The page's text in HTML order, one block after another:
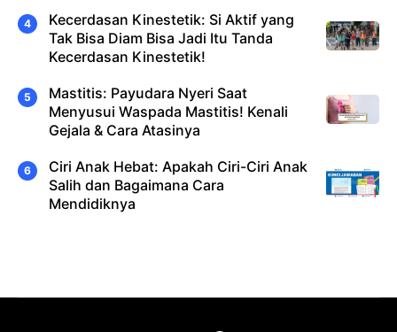
Kecerdasan Kinestetik: Si Aktif yang
Tak Bisa Diam Bisa Jadi Itu Tanda
Kecerdasan Kinestetik!
Mastitis: Payudara Nyeri Saat
Menyusui Waspada Mastitis! Kenali
Gejala & Cara Atasinya
Ciri Anak Hebat: Apakah Ciri-Ciri Anak
Salih dan Bagaimana Cara
Mendidiknya